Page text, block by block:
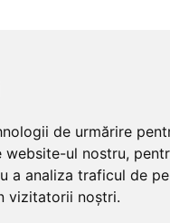
de urmărire
ul nostru,
a analiza traficul de
vizitatorii noștri.
schi și snowboard
Alpina
Ochelari
Ochelari